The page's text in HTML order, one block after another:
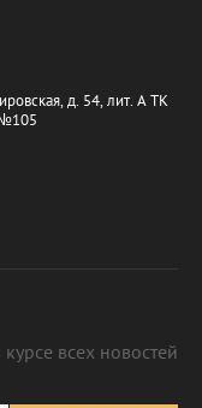
д. 54, лит. А ТК
всех новостей